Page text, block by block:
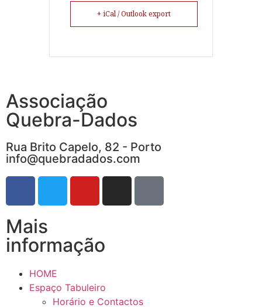
+ iCal / Outlook export
Associação
Quebra-Dados
Rua Brito Capelo, 82 - Porto
info@quebradados.com
Mais
informação
HOME
Espaço Tabuleiro
Horário e Contactos